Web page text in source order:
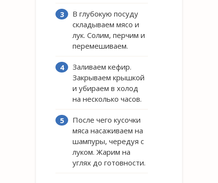
В глубокую посуду
складываем мясо и
лук. Солим, перчим и
перемешиваем.
Заливаем кефир.
Закрываем крышкой
и убираем в холод
на несколько часов.
После чего кусочки
мяса насаживаем на
шампуры, чередуя с
луком. Жарим на
углях до готовности.